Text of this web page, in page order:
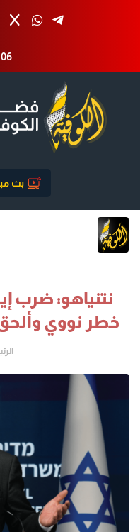
بث
نتنياهو: ضرب
خطر نووي وألحق